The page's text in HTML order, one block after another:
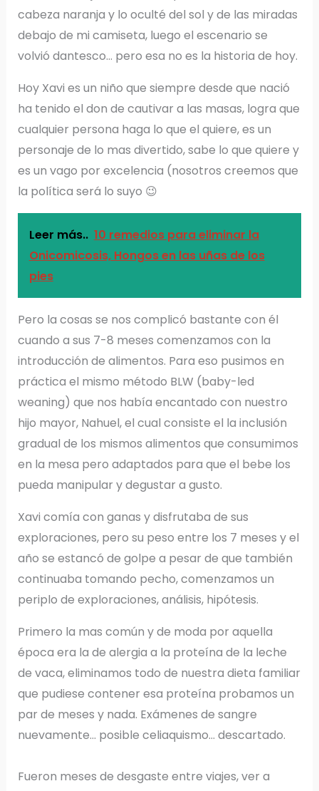
cabeza naranja y lo oculté del sol y de las miradas
debajo de mi camiseta, luego el escenario se
volvió dantesco… pero esa no es la historia de hoy.
Hoy Xavi es un niño que siempre desde que nació
ha tenido el don de cautivar a las masas, logra que
cualquier persona haga lo que el quiere, es un
personaje de lo mas divertido, sabe lo que quiere y
es un vago por excelencia (nosotros creemos que
la política será lo suyo 😉
Leer más.. 10 remedios para eliminar la
Onicomicosis, Hongos en las uñas de los
pies
Pero la cosas se nos complicó bastante con él
cuando a sus 7-8 meses comenzamos con la
introducción de alimentos. Para eso pusimos en
práctica el mismo método BLW (baby-led
weaning) que nos había encantado con nuestro
hijo mayor, Nahuel, el cual consiste el la inclusión
gradual de los mismos alimentos que consumimos
en la mesa pero adaptados para que el bebe los
pueda manipular y degustar a gusto.
Xavi comía con ganas y disfrutaba de sus
exploraciones, pero su peso entre los 7 meses y el
año se estancó de golpe a pesar de que también
continuaba tomando pecho, comenzamos un
periplo de exploraciones, análisis, hipótesis.
Primero la mas común y de moda por aquella
época era la de alergia a la proteína de la leche
de vaca, eliminamos todo de nuestra dieta familiar
que pudiese contener esa proteína probamos un
par de meses y nada. Exámenes de sangre
nuevamente… posible celiaquismo… descartado.
Fueron meses de desgaste entre viajes, ver a